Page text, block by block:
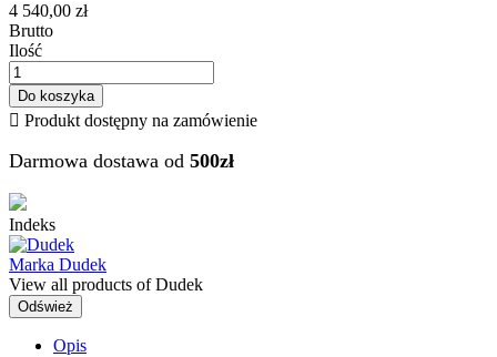
4 540,00 zł
Brutto
Ilość
Do koszyka
 Produkt dostępny na zamówienie
Darmowa dostawa od 500zł
Indeks
Marka Dudek
View all products of Dudek
Opis